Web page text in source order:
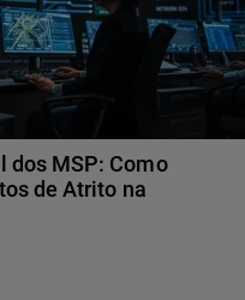
dos MSP: Como
de Atrito na